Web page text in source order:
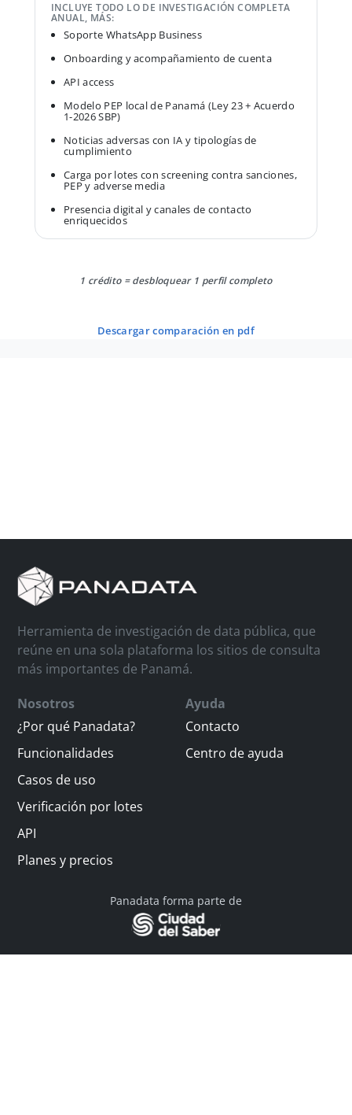
INCLUYE TODO LO DE INVESTIGACIÓN COMPLETA
ANUAL, MÁS:
Soporte WhatsApp Business
Onboarding y acompañamiento de cuenta
API access
Modelo PEP local de Panamá (Ley 23 + Acuerdo
1-2026 SBP)
Noticias adversas con IA y tipologías de
cumplimiento
Carga por lotes con screening contra sanciones,
PEP y adverse media
Presencia digital y canales de contacto
enriquecidos
1 crédito = desbloquear 1 perfil completo
descargar comparación en pdf
Herramienta de investigación de data pública, que
reúne en una sola plataforma los sitios de consulta
más importantes de Panamá.
Nosotros
¿Por qué Panadata?
Funcionalidades
Casos de uso
Verificación por lotes
API
Planes y precios
Ayuda
Contacto
Centro de ayuda
Panadata forma parte de